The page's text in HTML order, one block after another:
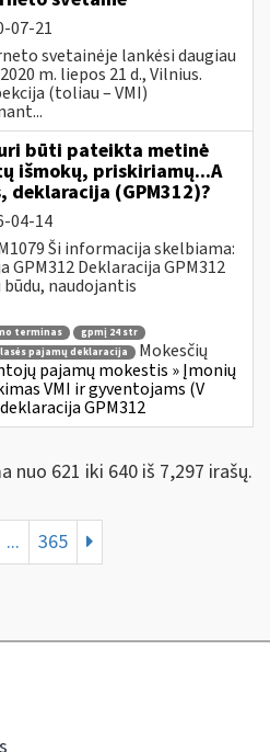
07-21
svetainėje lankėsi daugiau
m. liepos 21 d., Vilnius.
(toliau – VMI)
būti pateikta metinė
išmokų, priskiriamų...A
deklaracija (GPM312)?
04-14
Ši informacija skelbiama:
Deklaracija GPM312
naudojantis
terminas
gpmį 24 str
pajamų deklaracija
Mokesčių
pajamų mokestis » Įmonių
VMI ir gyventojams (V
GPM312
nuo 621 iki 640 iš 7,297 irašų.
... 365